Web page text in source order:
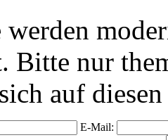
Bitte nur
auf
E-Mail: